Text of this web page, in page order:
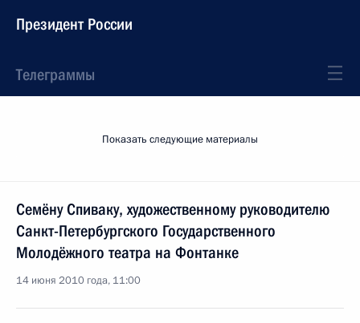
Президент России
Телеграммы
Показать следующие материалы
Семёну Спиваку, художественному руководителю
Санкт-Петербургского Государственного
Молодёжного театра на Фонтанке
14 июня 2010 года, 11:00